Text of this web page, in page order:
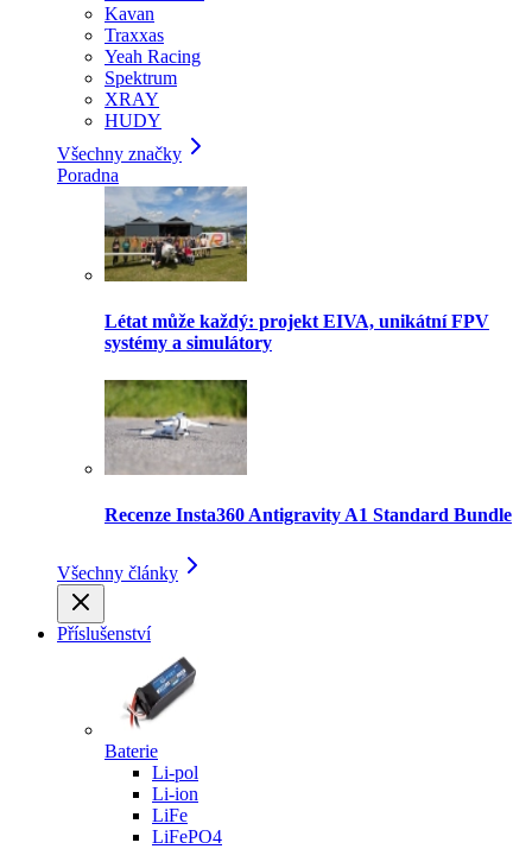
Kavan
Traxxas
Yeah Racing
Spektrum
XRAY
HUDY
Všechny značky
Poradna
Létat může každý: projekt EIVA, unikátní FPV
systémy a simulátory
Recenze Insta360 Antigravity A1 Standard Bundle
Všechny články
Příslušenství
Baterie
Li-pol
Li-ion
LiFe
LiFePO4